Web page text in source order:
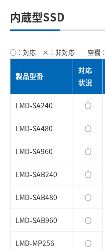
内蔵型SSD
○：対応 ×：非対応 空欄：
製品型番
対応
状況
LMD-SA240 ○
LMD-SA480 ○
LMD-SA960 ○
LMD-SAB240 ○
LMD-SAB480 ○
LMD-SAB960 ○
LMD-MP256 ○